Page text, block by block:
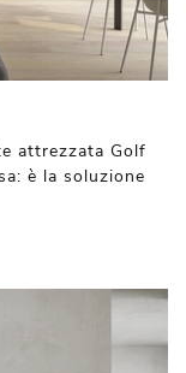
attrezzata Golf
è la soluzione